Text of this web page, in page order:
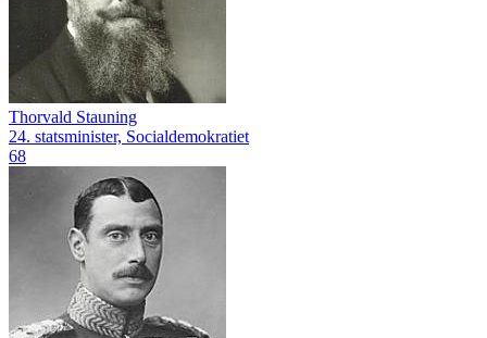
Thorvald Stauning
24. statsminister, Socialdemokratiet
68